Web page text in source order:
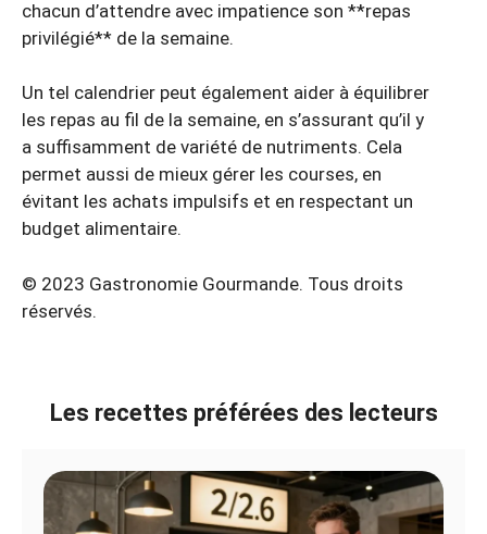
chacun d’attendre avec impatience son **repas
privilégié** de la semaine.
Un tel calendrier peut également aider à équilibrer
les repas au fil de la semaine, en s’assurant qu’il y
a suffisamment de variété de nutriments. Cela
permet aussi de mieux gérer les courses, en
évitant les achats impulsifs et en respectant un
budget alimentaire.
© 2023 Gastronomie Gourmande. Tous droits
réservés.
Les recettes préférées des lecteurs